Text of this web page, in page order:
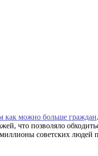
как можно больше граждан
что позволяло
советских